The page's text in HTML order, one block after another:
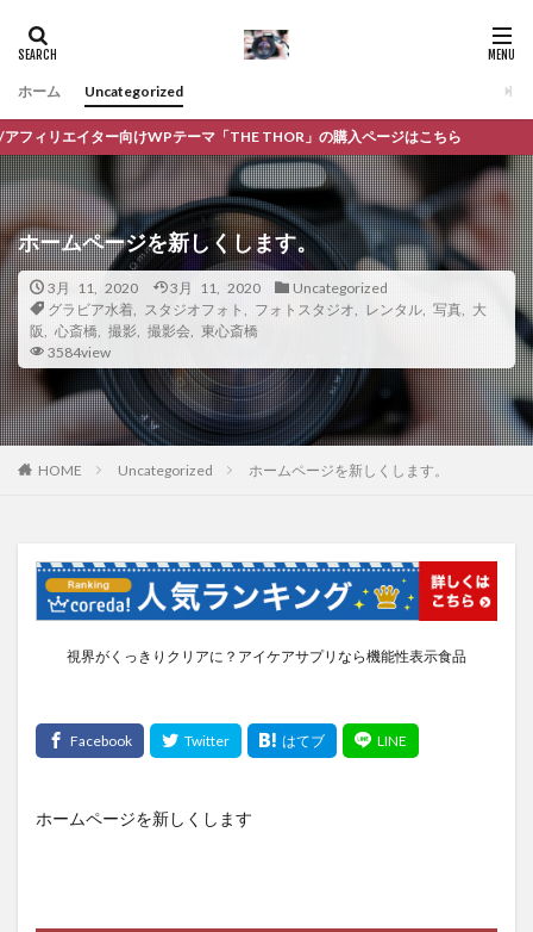
ホーム Uncategorized
リエイター向けWPテーマ「THE THOR」の購入ページはこちら
ホームページを新しくします。
3月 11, 2020 3月 11, 2020
Uncategorized
グラビア水着, スタジオフォト フォトスタジオ レンタル, 写真
大
阪
心斎橋 撮影 撮影会
東心斎橋
3584view
HOME Uncategorized ホームページを新しくします。
視界がくっきりクリアに？アイケアサプリなら機能性表示食品
ホームページを新しくします